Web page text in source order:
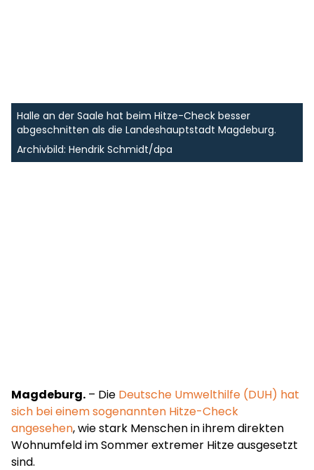
Halle an der Saale hat beim Hitze-Check besser
abgeschnitten als die Landeshauptstadt Magdeburg.
Archivbild: Hendrik Schmidt/dpa
Magdeburg. – Die Deutsche Umwelthilfe (DUH) hat
sich bei einem sogenannten Hitze-Check
angesehen, wie stark Menschen in ihrem direkten
Wohnumfeld im Sommer extremer Hitze ausgesetzt
sind.